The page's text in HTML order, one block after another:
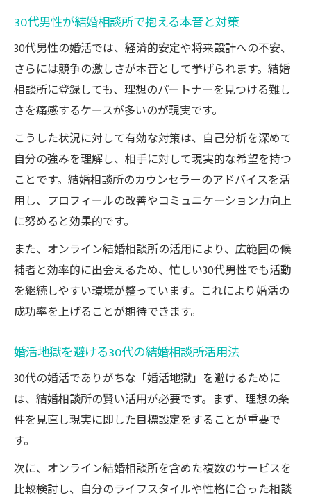
年齢別市場価値と結婚相談所活用戦略
30代女性が結婚相談所で意識すべき市場価
値
結婚相談所で市場価値を上げるための工夫
理想と現実のギャップを埋める婚活対策案
結婚相談所で理想と現実のギャップを見直
す方法
現実的な婚活条件の設定と結婚相談所活用
術
オンライン結婚相談所で理想に近づく婚活
方法
結婚相談所で高望みを抑えるための考え方
30代婚活の理想と現実を結婚相談所で調整
30代男性が結婚相談所で抱える本音と対策
30代男性の婚活では、経済的安定や将来設計への不安、
さらには競争の激しさが本音として挙げられます。結婚
相談所に登録しても、理想のパートナーを見つける難し
さを痛感するケースが多いのが現実です。
こうした状況に対して有効な対策は、自己分析を深めて
自分の強みを理解し、相手に対して現実的な希望を持つ
ことです。結婚相談所のカウンセラーのアドバイスを活
用し、プロフィールの改善やコミュニケーション力向上
に努めると効果的です。
また、オンライン結婚相談所の活用により、広範囲の候
補者と効率的に出会えるため、忙しい30代男性でも活動
を継続しやすい環境が整っています。これにより婚活の
成功率を上げることが期待できます。
婚活地獄を避ける30代の結婚相談所活用法
30代の婚活でありがちな「婚活地獄」を避けるために
は、結婚相談所の賢い活用が必要です。まず、理想の条
件を見直し現実に即した目標設定をすることが重要で
す。
次に、オンライン結婚相談所を含めた複数のサービスを
比較検討し、自分のライフスタイルや性格に合った相談